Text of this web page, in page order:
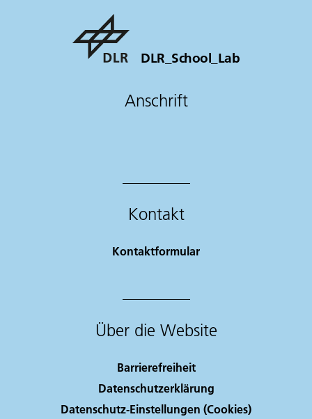
DLR_School_Lab
Anschrift
Kontakt
Kontaktformular
Über die Website
Barrierefreiheit
Datenschutzerklärung
Datenschutz-Einstellungen (Cookies)